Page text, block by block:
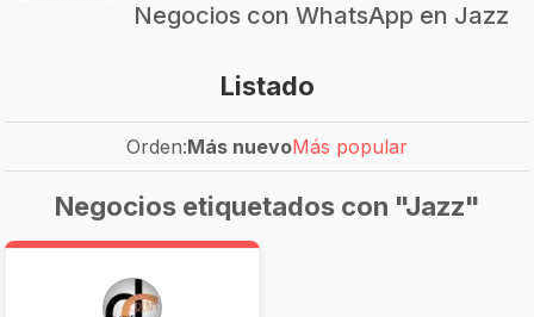
Negocios con WhatsApp en Jazz
Listado
Orden:Más nuevoMás popular
Negocios etiquetados con "Jazz"